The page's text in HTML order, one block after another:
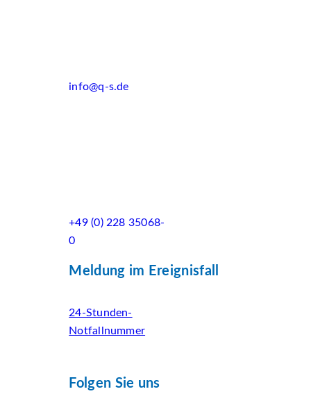
info@q-s.de
+49 (0) 228 35068-
0
Meldung im Ereignisfall
24-Stunden-
Notfallnummer
Folgen Sie uns